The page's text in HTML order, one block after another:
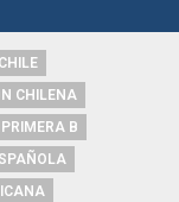
CHILENA
PRIMERA B